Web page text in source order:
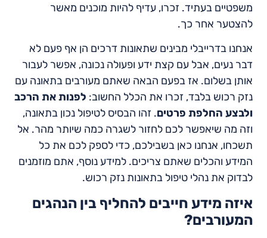
משפטיים בעתיד. זכרו, עדיף להיות מוכנים מאשר
להצטער אחר כך.
אנחנו בדרייבלי מבינים שתאונות דרכים הן אף פעם לא
דבר נעים, אבל עם קצת ידע ופעולה נכונה, אפשר לעבור
אותן בשלום. אז בפעם הבאה שאתם מעורבים בתאונה עם
נזק רכוש בלבד, זכרו את הכלל החשוב: לפנות את הרכב
ולבצע החלפת פרטים. זהו הבסיס לטיפול נכון בתאונה,
וזה מה שיאפשר לכם לחזור לשגרה כמה שיותר מהר. אל
תשכחו, אנחנו כאן בשבילכם, כדי לספק לכם את כל
המידע והכלים שאתם צריכים. למידע נוסף, אתם מוזמנים
לבדוק את נהלי טיפול בתאונות נזק רכוש.
איזה מידע חייבים להחליף בין הנהגים
המעורבים?